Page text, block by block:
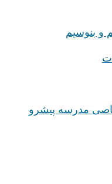
و بنوسیم
مدرسه پیشرو